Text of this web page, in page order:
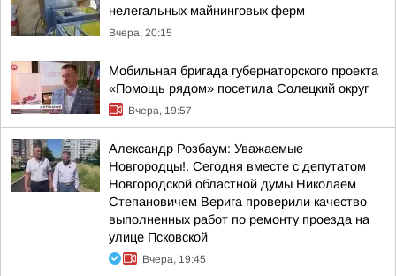
нелегальных майнинговых ферм
Вчера, 20:15
Мобильная бригада губернаторского проекта
«Помощь рядом» посетила Солецкий округ
Вчера, 19:57
Александр Розбаум: Уважаемые
Новгородцы!. Сегодня вместе с депутатом
Новгородской областной думы Николаем
Степановичем Верига проверили качество
выполненных работ по ремонту проезда на
улице Псковской
Вчера, 19:45